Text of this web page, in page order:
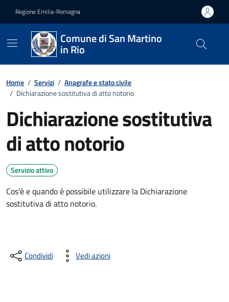
Regione Emilia-Romagna
Comune di San Martino
in Rio
Home / Servizi / Anagrafe e stato civile
/ Dichiarazione sostitutiva di atto notorio
Dichiarazione sostitutiva
di atto notorio
Servizio attivo
Cos'è e quando è possibile utilizzare la Dichiarazione
sostitutiva di atto notorio.
Condividi Vedi azioni